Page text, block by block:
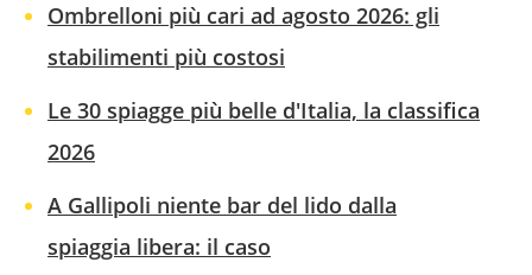
Ombrelloni più cari ad agosto 2026: gli
stabilimenti più costosi
Le 30 spiagge più belle d'Italia, la classifica
2026
A Gallipoli niente bar del lido dalla
spiaggia libera: il caso